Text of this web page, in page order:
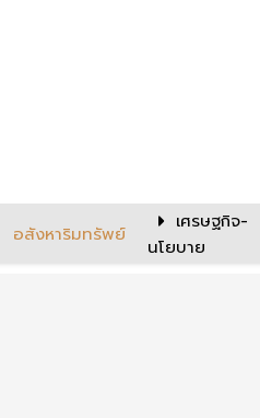
อสังหาริมทรัพย์
เศรษฐกิจ-
นโยบาย